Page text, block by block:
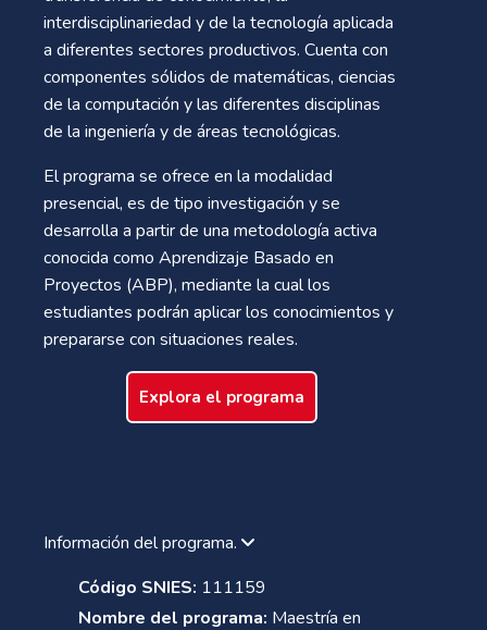
interdisciplinariedad y de la tecnología aplicada
a diferentes sectores productivos. Cuenta con
componentes sólidos de matemáticas, ciencias
de la computación y las diferentes disciplinas
de la ingeniería y de áreas tecnológicas.
El programa se ofrece en la modalidad
presencial, es de tipo investigación y se
desarrolla a partir de una metodología activa
conocida como Aprendizaje Basado en
Proyectos (ABP), mediante la cual los
estudiantes podrán aplicar los conocimientos y
prepararse con situaciones reales.
Explora el programa
Información del programa.
Código SNIES: 111159
Nombre del programa: Maestría en